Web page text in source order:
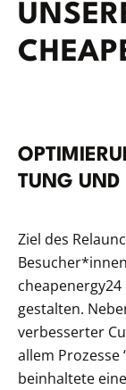
TUNG UND
Ziel des
gestalten.
verbesserter
allem Prozesse
beinhaltete